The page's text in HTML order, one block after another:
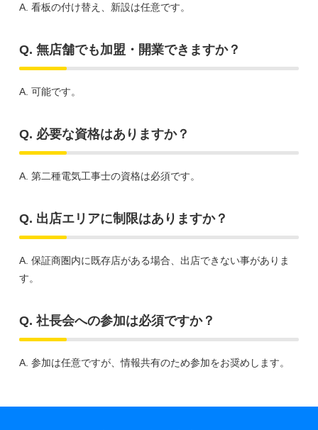
A. 看板の付け替え、新設は任意です。
Q. 無店舗でも加盟・開業できますか？
A. 可能です。
Q. 必要な資格はありますか？
A. 第二種電気工事士の資格は必須です。
Q. 出店エリアに制限はありますか？
A. 保証商圏内に既存店がある場合、出店できない事がありま
す。
Q. 社長会への参加は必須ですか？
A. 参加は任意ですが、情報共有のため参加をお奨めします。